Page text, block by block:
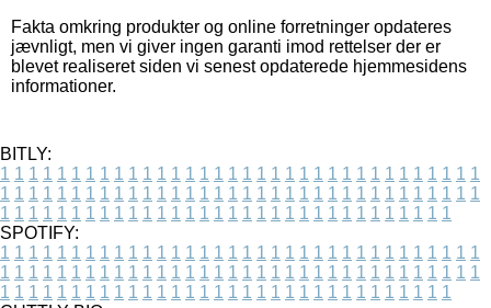
Fakta omkring produkter og online forretninger opdateres
jævnligt, men vi giver ingen garanti imod rettelser der er
blevet realiseret siden vi senest opdaterede hjemmesidens
informationer.
BITLY:
1 1 1 1 1 1 1 1 1 1 1 1 1 1 1 1 1 1 1 1 1 1 1 1 1 1 1 1 1 1 1 1 1 1
1 1 1 1 1 1 1 1 1 1 1 1 1 1 1 1 1 1 1 1 1 1 1 1 1 1 1 1 1 1 1 1 1 1
1 1 1 1 1 1 1 1 1 1 1 1 1 1 1 1 1 1 1 1 1 1 1 1 1 1 1 1 1 1 1 1
SPOTIFY:
1 1 1 1 1 1 1 1 1 1 1 1 1 1 1 1 1 1 1 1 1 1 1 1 1 1 1 1 1 1 1 1 1 1
1 1 1 1 1 1 1 1 1 1 1 1 1 1 1 1 1 1 1 1 1 1 1 1 1 1 1 1 1 1 1 1 1 1
1 1 1 1 1 1 1 1 1 1 1 1 1 1 1 1 1 1 1 1 1 1 1 1 1 1 1 1 1 1 1 1